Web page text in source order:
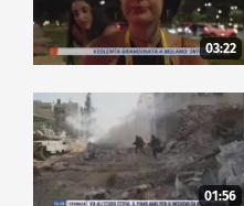
03:22
01:56